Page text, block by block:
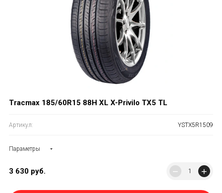
Tracmax 185/60R15 88H XL X-Privilo TX5 TL
Артикул: YSTX5R1509
Параметры
3 630 руб. − +